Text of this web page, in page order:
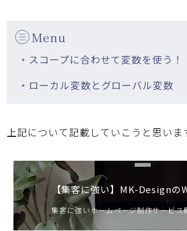
Menu
・スコープに合わせて変数を使う！
・ローカル変数とグローバル変数
上記について記載していこうと思いま
【集客に強い】MK-Designの
集客に強いホームページ制作サービス